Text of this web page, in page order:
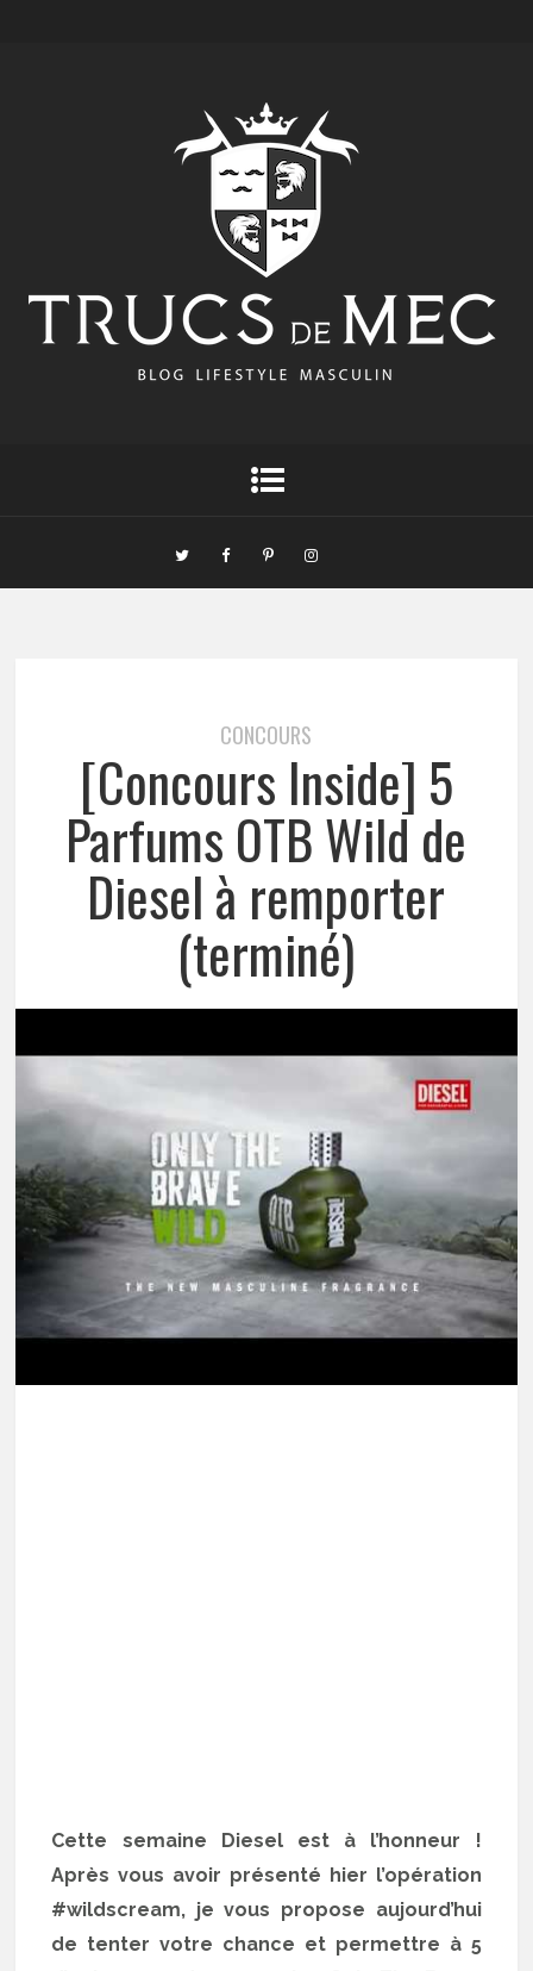
CONCOURS
[Concours Inside] 5
Parfums OTB Wild de
Diesel à remporter
(terminé)
Cette semaine Diesel est à l’honneur !
Après vous avoir présenté hier l’opération
#wildscream, je vous propose aujourd’hui
de tenter votre chance et permettre à 5